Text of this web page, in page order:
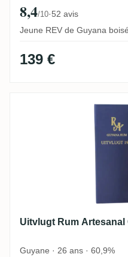
8,4/10·52 avis
Jeune REV de Guyana
139 €
Uitvlugt Rum
Uitvlugt Rum Artesanal
Guyane · 26 ans · 60,9%